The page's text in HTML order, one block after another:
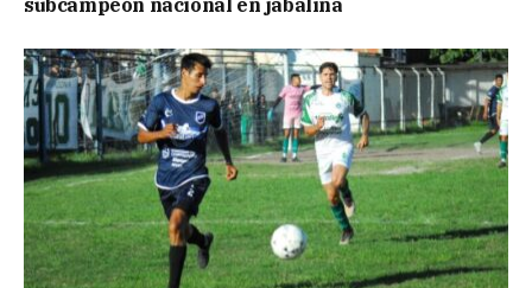
subcampeón nacional en jabalina